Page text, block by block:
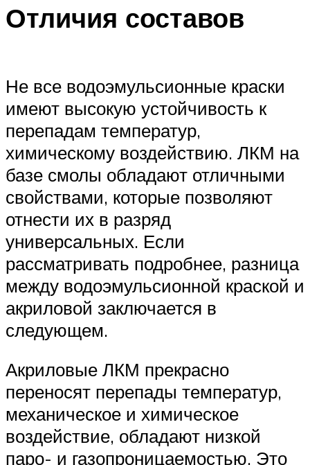
Отличия составов
Не все водоэмульсионные краски
имеют высокую устойчивость к
перепадам температур,
химическому воздействию. ЛКМ на
базе смолы обладают отличными
свойствами, которые позволяют
отнести их в разряд
универсальных. Если
рассматривать подробнее, разница
между водоэмульсионной краской и
акриловой заключается в
следующем.
Акриловые ЛКМ прекрасно
переносят перепады температур,
механическое и химическое
воздействие, обладают низкой
паро- и газопроницаемостью. Это